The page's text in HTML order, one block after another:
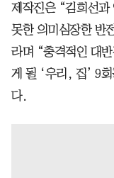
제작진은 “김희선과
못한 의미심장한 반
라며 “충격적인 대
게 될 ‘우리, 집’ 9
다.